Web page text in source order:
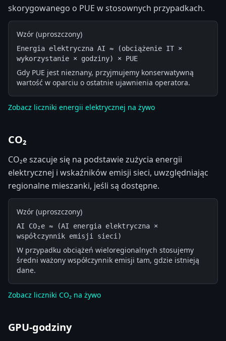
skorygowanego o PUE w stosownych przypadkach.
Wzór (uproszczony)
Energia elektryczna AI ≈ (obciążenie IT ×
wykorzystanie × godziny) × PUE
Gdy PUE jest nieznany, przyjmujemy konserwatywną
wartość w oparciu o ostatnie ujawnienia operatora.
Zobacz liczniki energii elektrycznej na żywo
CO₂
CO₂e szacuje się na podstawie zużycia energii
elektrycznej i wskaźników emisji sieci, uwzględniając
regionalne mieszanki, jeśli są dostępne.
Wzór (uproszczony)
AI CO₂e ≈ (AI energia elektryczna ×
współczynnik emisji sieci)
W przypadku obciążeń wieloregionalnych stosujemy
średni ważony współczynnik emisji tam, gdzie istnieją
dane.
Zobacz liczniki CO₂ na żywo
GPU-godziny